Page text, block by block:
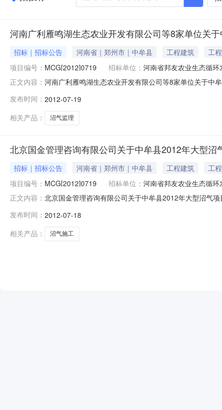
河南广利雁鸣湖生态农业开发有限公司等8家单位关
招标｜招标公告 河南省｜郑州市｜中牟县 工程建筑
工程
项目编号： MCG[2012]0719 招标单位： 河南省邦友农业生态循
正文内容： 河南广利雁鸣湖生态农业开发有限公司等8家单位关于中
司、中牟县刁家乡耕耘养猪者专业合作社、中牟县未来
金管理咨询有限公司。项目已具备招标条
发布时间： 2012-07-19
相关产品：
沼气监理
北京国金管理咨询有限公司关于中牟县2012年大型沼
招标｜招标公告 河南省｜郑州市｜中牟县 工程建筑
工程
项目编号： MCG[2012]0719 招标单位： 河南省邦友农业生态循
正文内容： 北京国金管理咨询有限公司关于中牟县2012年大型沼气
猪者专业合作社、中牟县未来养猪专业合作社、郑州金
目已具备招标条件，现对该项目工程施工进
发布时间： 2012-07-18
相关产品：
沼气施工